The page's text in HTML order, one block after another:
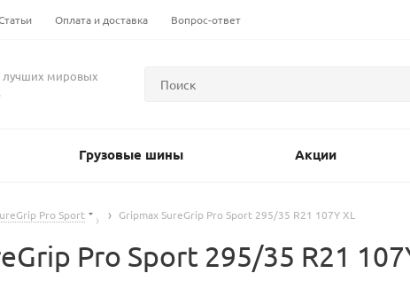
Оплата и доставка Вопрос-ответ
мировых
Грузовые шины Акции
Pro Sport Gripmax SureGrip Pro Sport 295/35 R21 107Y XL
Pro Sport 295/35 R21